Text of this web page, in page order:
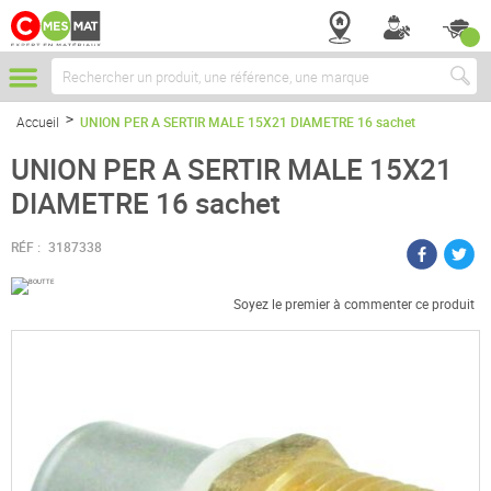
Chercher
Accueil UNION PER A SERTIR MALE 15X21 DIAMETRE 16 sachet
UNION PER A SERTIR MALE 15X21
DIAMETRE 16 sachet
RÉF : 3187338
Soyez le premier à commenter ce produit
Passer